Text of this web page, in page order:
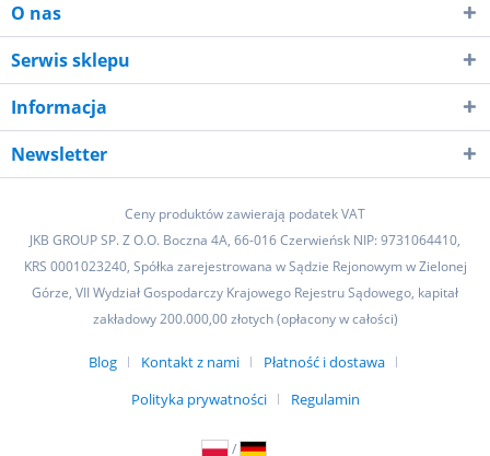
O nas
Serwis sklepu
Informacja
Newsletter
Ceny produktów zawierają podatek VAT
JKB GROUP SP. Z O.O. Boczna 4A, 66-016 Czerwieńsk NIP: 9731064410,
KRS 0001023240, Spółka zarejestrowana w Sądzie Rejonowym w Zielonej
Górze, VII Wydział Gospodarczy Krajowego Rejestru Sądowego, kapitał
zakładowy 200.000,00 złotych (opłacony w całości)
Blog Kontakt z nami
Płatność i dostawa
Polityka prywatności
Regulamin
/